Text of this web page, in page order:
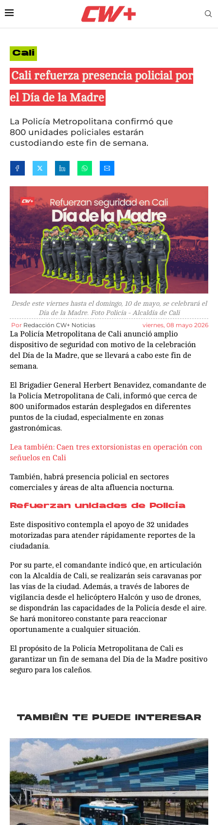
Cali
Cali refuerza presencia policial por
el Día de la Madre
La Policía Metropolitana confirmó que
800 unidades policiales estarán
custodiando este fin de semana.
Desde este viernes hasta el domingo, 10 de mayo, se celebrará el
Día de la Madre. Foto Policía - Alcaldía de Cali
Por Redacción CW+ Noticias viernes, 08 mayo 2026
La Policía Metropolitana de Cali anunció amplio
dispositivo de seguridad con motivo de la celebración
del Día de la Madre, que se llevará a cabo este fin de
semana.
El Brigadier General Herbert Benavidez, comandante de
la Policía Metropolitana de Cali, informó que cerca de
800 uniformados estarán desplegados en diferentes
puntos de la ciudad, especialmente en zonas
gastronómicas.
Lea también: Caen tres extorsionistas en operación con
señuelos en Cali
También, habrá presencia policial en sectores
comerciales y áreas de alta afluencia nocturna.
Refuerzan unidades de Policía
Este dispositivo contempla el apoyo de 32 unidades
motorizadas para atender rápidamente reportes de la
ciudadanía.
Por su parte, el comandante indicó que, en articulación
con la Alcaldía de Cali, se realizarán seis caravanas por
las vías de la ciudad. Además, a través de labores de
vigilancia desde el helicóptero Halcón y uso de drones,
se dispondrán las capacidades de la Policía desde el aire.
Se hará monitoreo constante para reaccionar
oportunamente a cualquier situación.
El propósito de la Policía Metropolitana de Cali es
garantizar un fin de semana del Día de la Madre positivo
seguro para los caleños.
TAMBIÉN TE PUEDE INTERESAR